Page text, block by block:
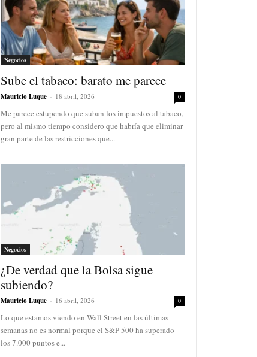
Negocios
Sube el tabaco: barato me parece
Mauricio Luque - 18 abril, 2026 0
Me parece estupendo que suban los impuestos al tabaco,
pero al mismo tiempo considero que habría que eliminar
gran parte de las restricciones que...
Negocios
¿De verdad que la Bolsa sigue
subiendo?
Mauricio Luque - 16 abril, 2026 0
Lo que estamos viendo en Wall Street en las últimas
semanas no es normal porque el S&P 500 ha superado
los 7.000 puntos e...